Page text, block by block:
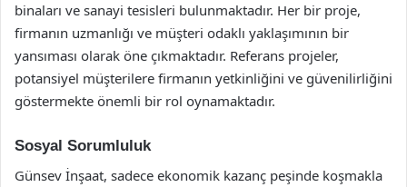
binaları ve sanayi tesisleri bulunmaktadır. Her bir proje,
firmanın uzmanlığı ve müşteri odaklı yaklaşımının bir
yansıması olarak öne çıkmaktadır. Referans projeler,
potansiyel müşterilere firmanın yetkinliğini ve güvenilirliğini
göstermekte önemli bir rol oynamaktadır.
Sosyal Sorumluluk
Günsev İnşaat, sadece ekonomik kazanç peşinde koşmakla